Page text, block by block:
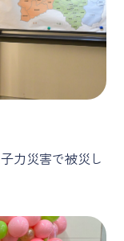
力災害で被災し